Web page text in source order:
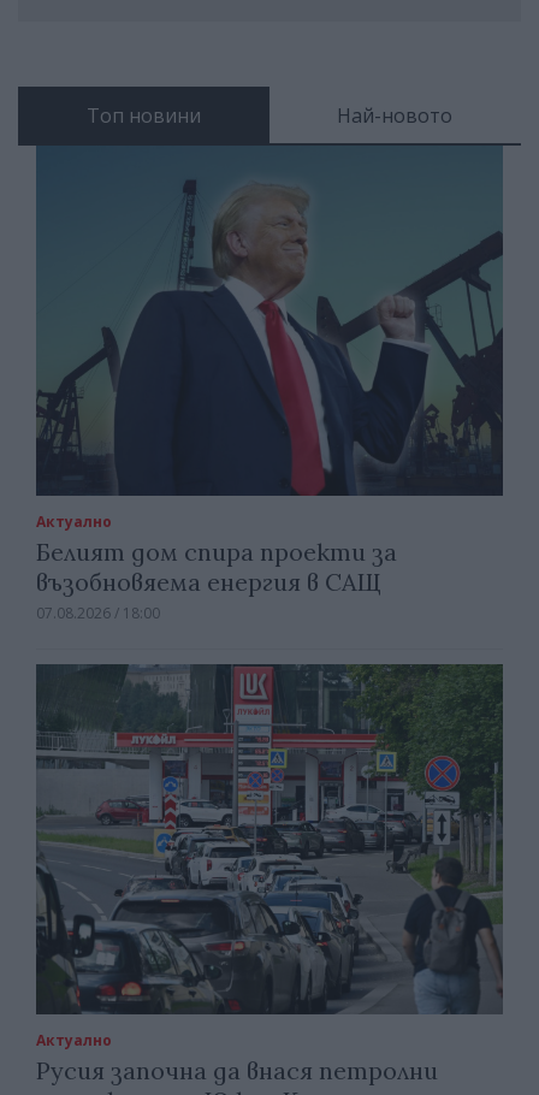
Топ новини Най-новото
Актуално
Белият дом спира проекти за
възобновяема енергия в САЩ
07.08.2026 / 18:00
Актуално
Русия започна да внася петролни